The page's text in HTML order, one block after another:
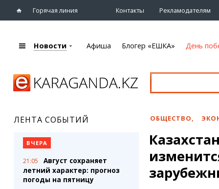
Горячая линия Контакты Рекламодателям
Караганды
eTV
Рассылка новостей
Персоны
Интервью
Афиша
Театры
Спорт
Выставки
Цирк и зоопарк
Новости Афиша Блогер «ЕШКА» День
ЛЕНТА СОБЫТИЙ
ВЧЕРА
21:05
Август сохраняет
летний характер: прогноз
погоды на пятницу
ОБЩЕСТВО,